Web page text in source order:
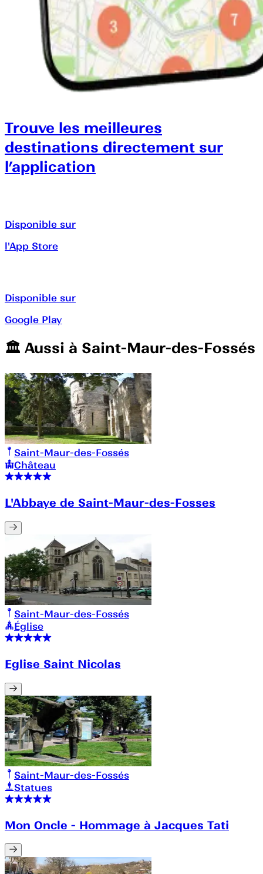
Trouve les meilleures
destinations directement sur
l’application
Disponible sur
l'App Store
Disponible sur
Google Play
🏛️️ Aussi à Saint-Maur-des-Fossés
Saint-Maur-des-Fossés
Château
L'Abbaye de Saint-Maur-des-Fosses
Saint-Maur-des-Fossés
Église
Eglise Saint Nicolas
Saint-Maur-des-Fossés
Statues
Mon Oncle - Hommage à Jacques Tati